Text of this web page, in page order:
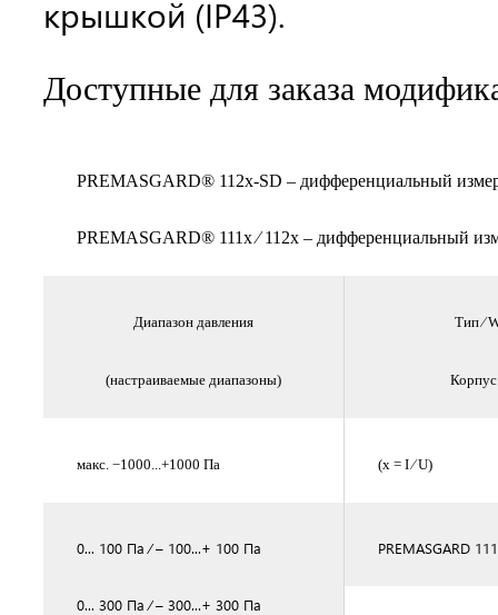
крышкой (IP43).
Доступные для заказа
PREMASGARD® 112x-SD – дифференциальный
PREMASGARD® 111x ⁄ 112x – дифференциальный
Диапазон давления
(настраиваемые диапазоны)
Тип ⁄
макс. −1000...+1000 Па (x = I ⁄ U)
0... 100 Па ⁄ – 100...+ 100 Па
0... 300 Па ⁄ – 300...+ 300 Па
PREMASGARD